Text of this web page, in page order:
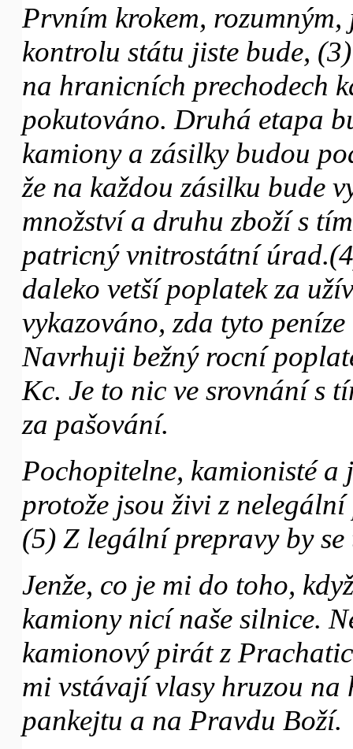
Prvním krokem,
kontrolu státu jiste bude,
na hranicních prechodech
pokutováno. Druhá etapa
kamiony a zásilky budou
že na každou zásilku bude
množství a druhu zboží s
patricný vnitrostátní
daleko vetší poplatek za
vykazováno, zda tyto
Navrhuji bežný rocní
Kc. Je to nic ve srovnání s
za pašování.
Pochopitelne, kamionisté
protože jsou živi z
(5) Z legální prepravy by
Jenže, co je mi do toho,
kamiony nicí naše silnice.
kamionový pirát z
mi vstávají vlasy hruzou na
pankejtu a na Pravdu Boží.